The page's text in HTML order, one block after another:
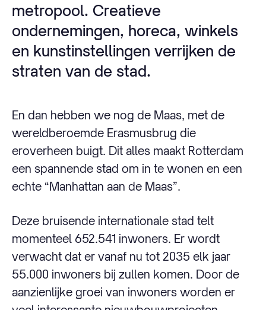
metropool. Creatieve
ondernemingen, horeca, winkels
en kunstinstellingen verrijken de
straten van de stad.
En dan hebben we nog de Maas, met de
wereldberoemde Erasmusbrug die
eroverheen buigt. Dit alles maakt Rotterdam
een spannende stad om in te wonen en een
echte “Manhattan aan de Maas”.
Deze bruisende internationale stad telt
momenteel 652.541 inwoners. Er wordt
verwacht dat er vanaf nu tot 2035 elk jaar
55.000 inwoners bij zullen komen. Door de
aanzienlijke groei van inwoners worden er